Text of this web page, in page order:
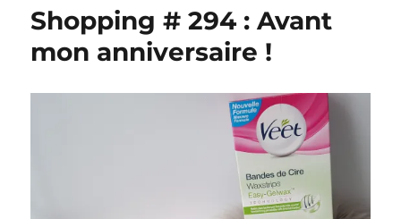
:
Maquillage
léger
aller…
travailler
Shopping # 294 : Avant
mon anniversaire !